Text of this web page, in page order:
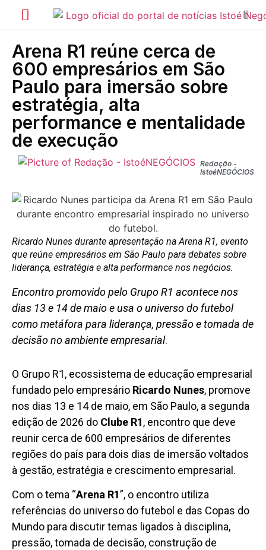
Arena R1 reúne cerca de
600 empresários em São
Paulo para imersão sobre
estratégia, alta
performance e mentalidade
de execução
Redação -
IstoéNEGÓCIOS
Ricardo Nunes durante apresentação na Arena R1, evento
que reúne empresários em São Paulo para debates sobre
liderança, estratégia e alta performance nos negócios.
Encontro promovido pelo Grupo R1 acontece nos
dias 13 e 14 de maio e usa o universo do futebol
como metáfora para liderança, pressão e tomada de
decisão no ambiente empresarial.
O Grupo R1, ecossistema de educação empresarial
fundado pelo empresário Ricardo Nunes, promove
nos dias 13 e 14 de maio, em São Paulo, a segunda
edição de 2026 do Clube R1, encontro que deve
reunir cerca de 600 empresários de diferentes
regiões do país para dois dias de imersão voltados
à gestão, estratégia e crescimento empresarial.
Com o tema “Arena R1”, o encontro utiliza
referências do universo do futebol e das Copas do
Mundo para discutir temas ligados à disciplina,
pressão, tomada de decisão, construção de